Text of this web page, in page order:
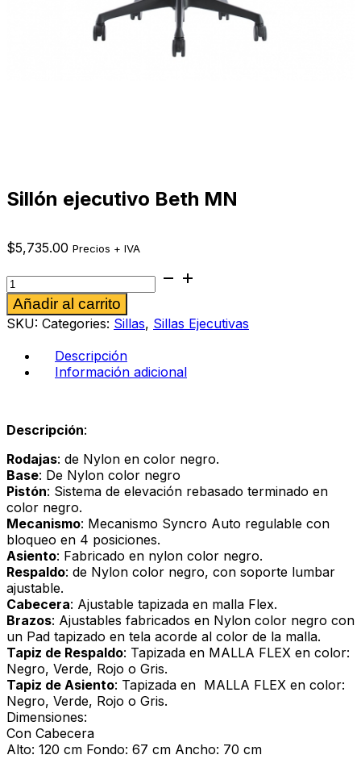
Sillón ejecutivo Beth MN
$5,735.00 Precios + IVA
Sillón
ejecutivo
Beth
MN
cantidad
Añadir al carrito
SKU: Categories: Sillas, Sillas Ejecutivas
Descripción
Información adicional
Descripción:
Rodajas: de Nylon en color negro.
Base: De Nylon color negro
Pistón: Sistema de elevación rebasado terminado en
color negro.
Mecanismo: Mecanismo Syncro Auto regulable con
bloqueo en 4 posiciones.
Asiento: Fabricado en nylon color negro.
Respaldo: de Nylon color negro, con soporte lumbar
ajustable.
Cabecera: Ajustable tapizada en malla Flex.
Brazos: Ajustables fabricados en Nylon color negro con
un Pad tapizado en tela acorde al color de la malla.
Tapiz de Respaldo: Tapizada en MALLA FLEX en color:
Negro, Verde, Rojo o Gris.
Tapiz de Asiento: Tapizada en MALLA FLEX en color:
Negro, Verde, Rojo o Gris.
Dimensiones:
Con Cabecera
Alto: 120 cm Fondo: 67 cm Ancho: 70 cm